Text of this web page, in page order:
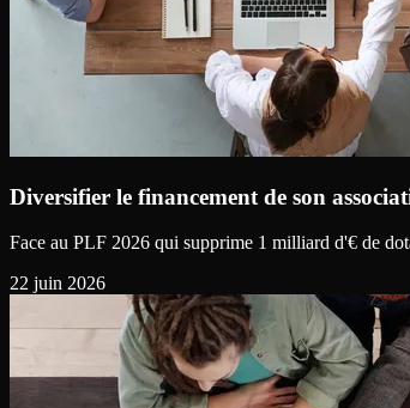
Diversifier le financement de son
Face au PLF 2026 qui supprime 1 milliard d'€ de
22 juin 2026